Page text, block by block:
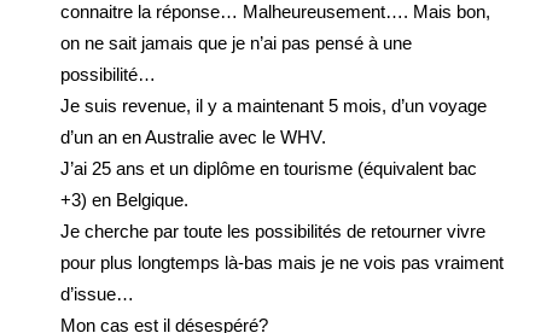
connaitre la réponse… Malheureusement…. Mais bon,
on ne sait jamais que je n’ai pas pensé à une
possibilité…
Je suis revenue, il y a maintenant 5 mois, d’un voyage
d’un an en Australie avec le WHV.
J’ai 25 ans et un diplôme en tourisme (équivalent bac
+3) en Belgique.
Je cherche par toute les possibilités de retourner vivre
pour plus longtemps là-bas mais je ne vois pas vraiment
d’issue…
Mon cas est il désespéré?